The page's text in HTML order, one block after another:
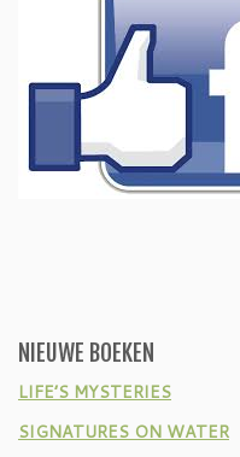
NIEUWE BOEKEN
LIFE’S MYSTERIES
SIGNATURES ON WATER